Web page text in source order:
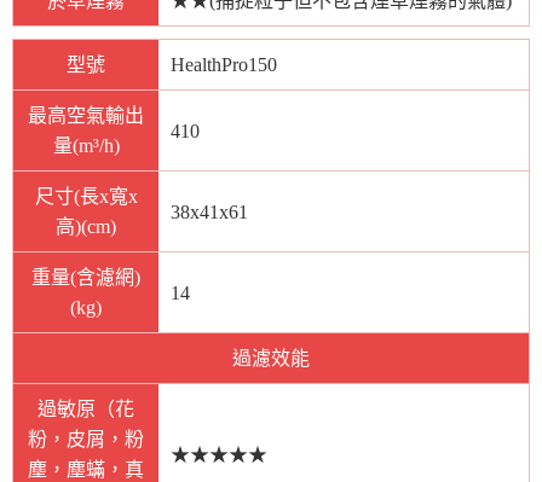
型號 HealthPro150
最高空氣輸出
量(m³/h)
410
尺寸(長x寬x
高)(cm)
38x41x61
重量(含濾網)
(kg)
14
過濾效能
過敏原（花
粉，皮屑，粉
塵，塵蟎，真
★★★★★